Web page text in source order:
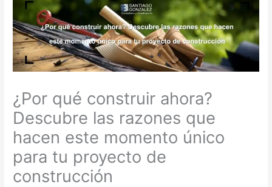
¿Por qué construir ahora?
Descubre las razones que
hacen este momento único
para tu proyecto de
construcción